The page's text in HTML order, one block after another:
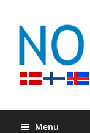
Menu